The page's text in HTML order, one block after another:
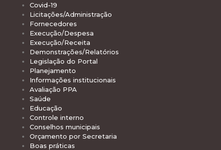
Covid-19
Licitações/Administração
Fornecedores
Execução/Despesa
Execução/Receita
Demonstrações/Relatórios
Legislação do Portal
Planejamento
Informações institucionais
Avaliação PPA
Saúde
Educação
Controle interno
Conselhos municipais
Orçamento por Secretaria
Boas práticas